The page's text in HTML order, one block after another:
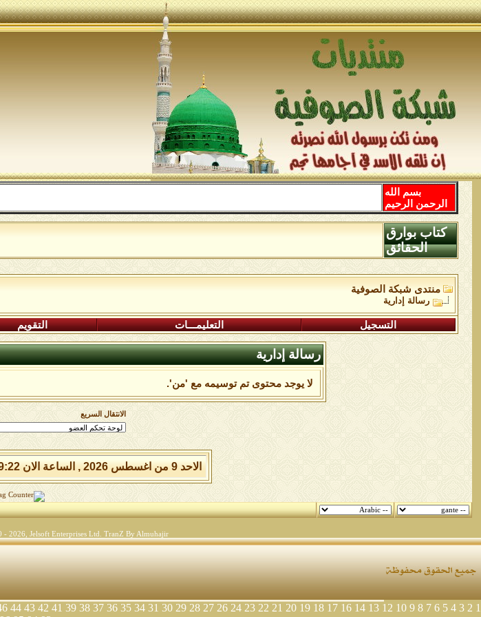
بسم الله
الرحمن الرحيم
كتاب بوارق
الحقائق
منتدى شبكة الصوفية
رسالة إدارية
التسجيل التعليمـــات التقويم
رسالة إدارية
لا يوجد محتوى تم توسيمه مع 'من'.
الانتقال السريع
الاحد 9 من اغسطس 2026 , الساعة الان 11:49:22 صباحاً.
2026, Jelsoft Enterprises Ltd. TranZ By Almuhajir
1
2
3
4
5
6
7
8
9
10
12
13
14
16
17
18
19
20
21
22
23
24
26
27
28
29
30
31
34
35
36
37
38
39
41
42
43
44